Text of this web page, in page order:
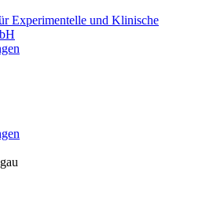
Experimentelle und Klinische